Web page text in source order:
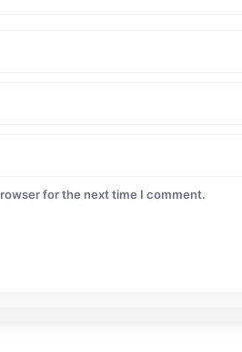
for the next time I comment.